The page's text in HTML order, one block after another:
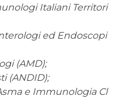
Italiani Territori
ed Endoscopi
(AMD);
(ANDID);
e Immunologia Cl